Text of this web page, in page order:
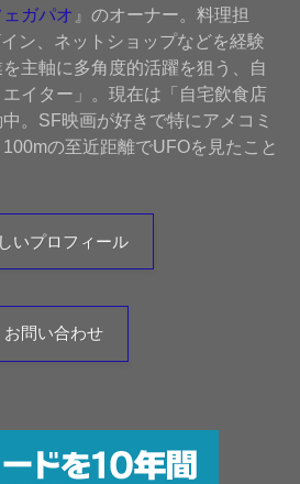
ェガパオ 』のオーナー。料理担
ン、ネットショップなどを経験
主軸に多角度的活躍を狙う、自
イター」。現在は「自宅飲食店
。SF映画が好きで特にアメコミ
の至近距離でUFOを見たこと
いプロフィール
お問い合わせ